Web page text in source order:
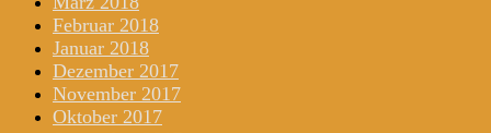
Februar 2018
Januar 2018
Dezember 2017
November 2017
Oktober 2017